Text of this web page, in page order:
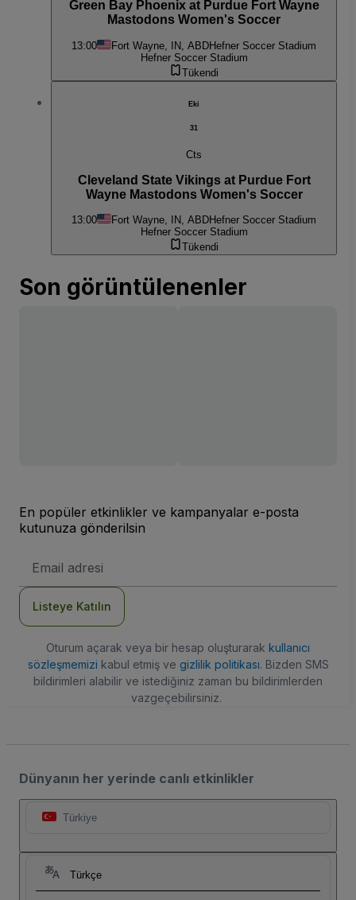
Green Bay Phoenix at Purdue Fort Wayne
Mastodons Women's Soccer
13:00 Fort Wayne, IN, ABDHefner Soccer Stadium
Hefner Soccer Stadium
Tükendi
Eki
31
Cts
Cleveland State Vikings at Purdue Fort
Wayne Mastodons Women's Soccer
13:00 Fort Wayne, IN, ABDHefner Soccer Stadium
Hefner Soccer Stadium
Tükendi
Son görüntülenenler
En popüler etkinlikler ve kampanyalar e-posta
kutunuza gönderilsin
posta
Listeye Katılın
Oturum açarak veya bir hesap oluşturarak kullanıcı
sözleşmemizi kabul etmiş ve gizlilik politikası. Bizden SMS
bildirimleri alabilir ve istediğiniz zaman bu bildirimlerden
vazgeçebilirsiniz.
Dünyanın her yerinde canlı etkinlikler
Türkiye
Türkçe